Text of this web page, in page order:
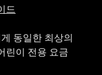
드
동일한 최상의
린이 전용 요금